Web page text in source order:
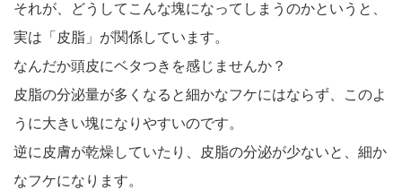
それが、どうしてこんな塊になってしまうのかというと、
実は「皮脂」が関係しています。
なんだか頭皮にベタつきを感じませんか？
皮脂の分泌量が多くなると細かなフケにはならず、このよ
うに大きい塊になりやすいのです。
逆に皮膚が乾燥していたり、皮脂の分泌が少ないと、細か
なフケになります。